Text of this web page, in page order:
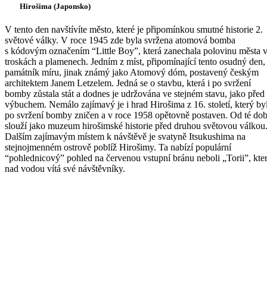
Hirošima (Japonsko)
V tento den navštívíte město, které je připomínkou smutné historie 2.
světové války. V roce 1945 zde byla svržena atomová bomba
s kódovým označením “Little Boy”, která zanechala polovinu města v
troskách a plamenech. Jedním z míst, připomínající tento osudný den,
památník míru, jinak známý jako Atomový dóm, postavený českým
architektem Janem Letzelem. Jedná se o stavbu, která i po svržení
bomby zůstala stát a dodnes je udržována ve stejném stavu, jako před
výbuchem. Nemálo zajímavý je i hrad Hirošima z 16. století, který
po svržení bomby zničen a v roce 1958 opětovně postaven. Od té
slouží jako muzeum hirošimské historie před druhou světovou válkou.
Dalším zajímavým místem k návštěvě je svatyně Itsukushima na
stejnojmenném ostrově poblíž Hirošimy. Ta nabízí populární
“pohlednicový” pohled na červenou vstupní bránu neboli „Torii”,
nad vodou vítá své návštěvníky.